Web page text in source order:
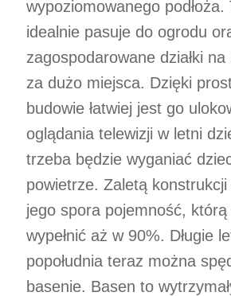
wypoziomowanego podłoża.
idealnie pasuje do ogrodu
zagospodarowane działki
za dużo miejsca. Dzięki
budowie łatwiej jest go
oglądania telewizji w letni
trzeba będzie wyganiać
powietrze. Zaletą
jego spora pojemność,
wypełnić aż w 90%. Długie
popołudnia teraz można
basenie. Basen to